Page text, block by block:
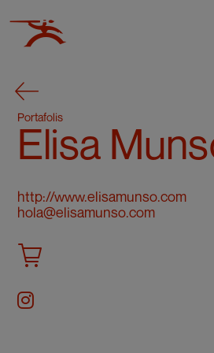
Portafolis
Elisa
http://www.elisamunso.com
hola@elisamunso.com